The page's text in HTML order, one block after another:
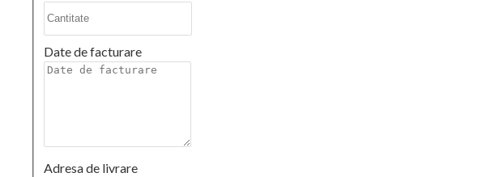
Date de facturare
Adresa de livrare